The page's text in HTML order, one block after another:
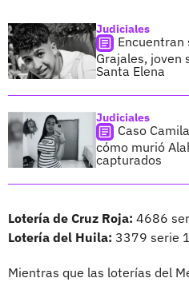
Judiciales
Encuentran
Grajales, joven
Santa Elena
Judiciales
Caso
cómo murió
capturados
Lotería de Cruz Roja: 4686
Lotería del Huila: 3379 serie
Mientras que las loterías del